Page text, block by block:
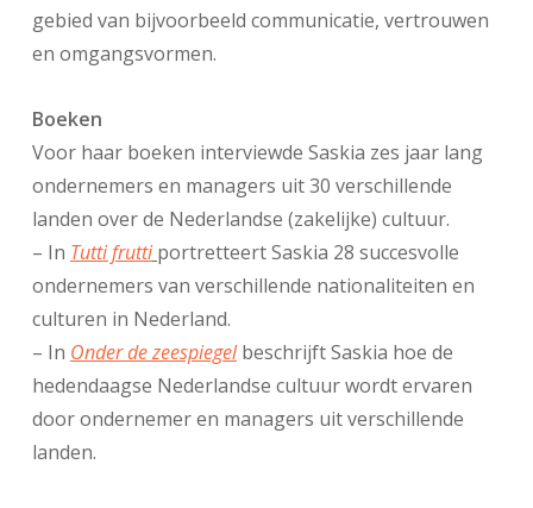
gebied van bijvoorbeeld communicatie, vertrouwen
en omgangsvormen.
Boeken
Voor haar boeken interviewde Saskia zes jaar lang
ondernemers en managers uit 30 verschillende
landen over de Nederlandse (zakelijke) cultuur.
– In Tutti frutti portretteert Saskia 28 succesvolle
ondernemers van verschillende nationaliteiten en
culturen in Nederland.
– In Onder de zeespiegel beschrijft Saskia hoe de
hedendaagse Nederlandse cultuur wordt ervaren
door ondernemer en managers uit verschillende
landen.